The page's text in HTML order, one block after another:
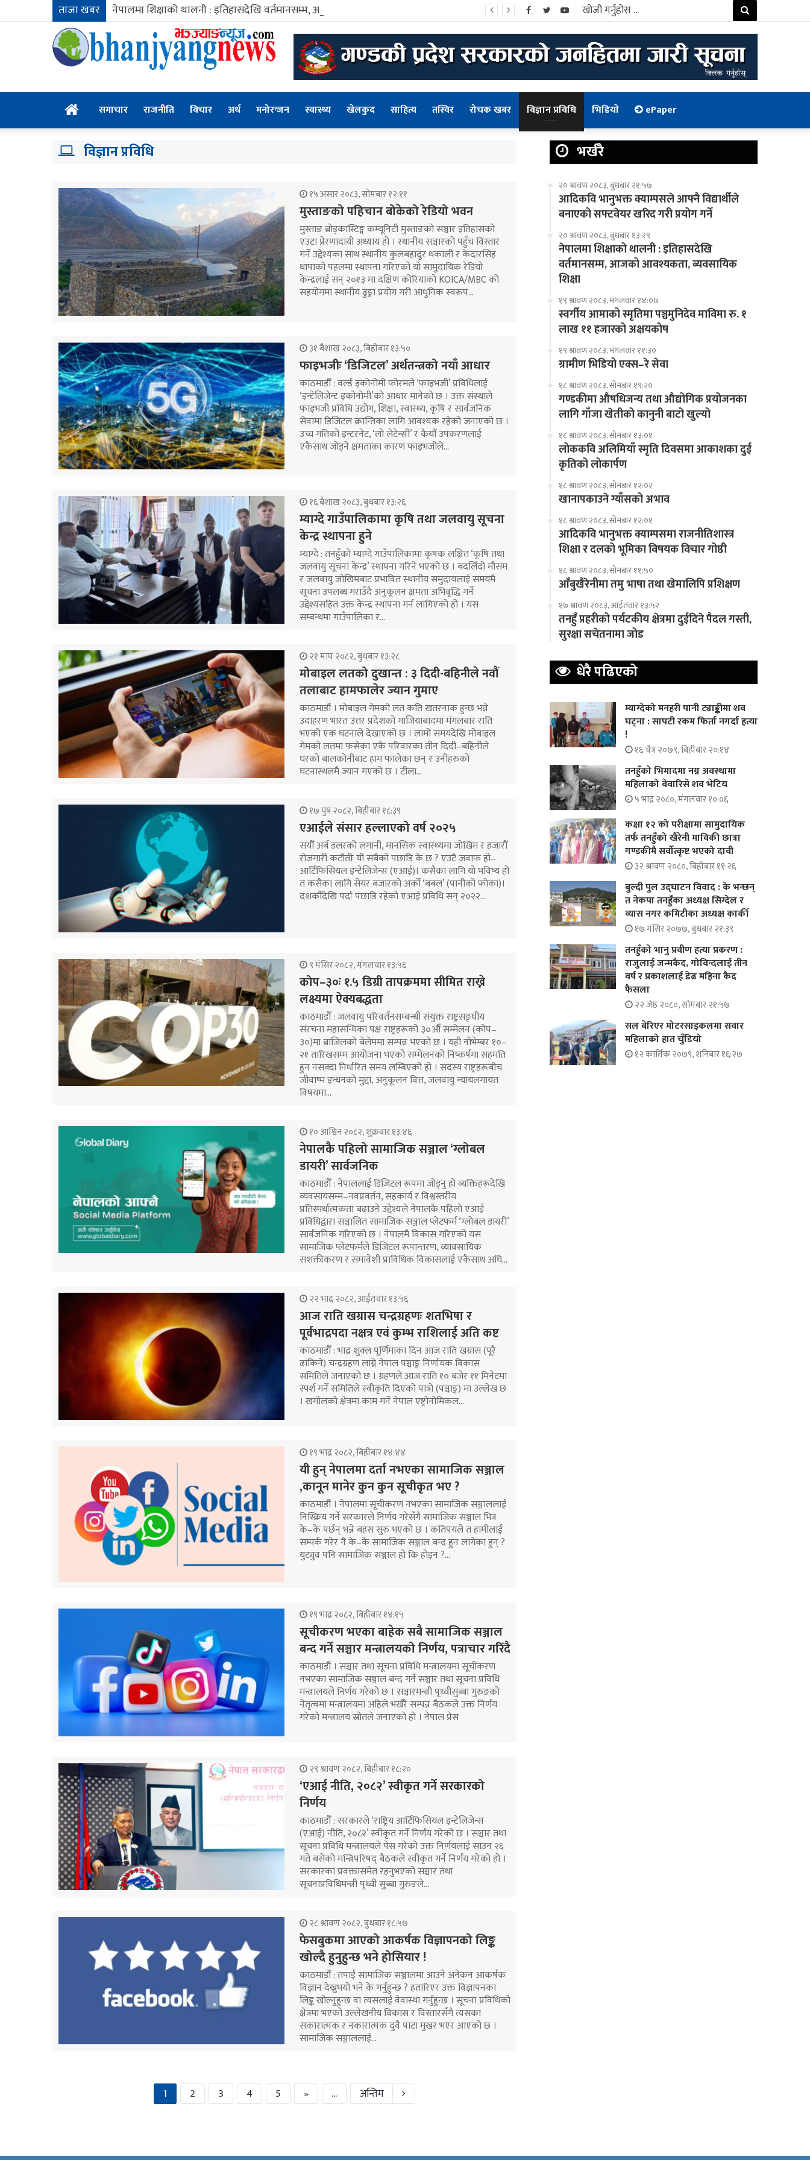
ताजा खबर नेपालमा शिक्षाको थालनी : इतिहासदेखि वर्तमानसम्म, आजको आवश्यकता, ब्यवसायिक शिक्षा
गर्नुहोस
YouTube
Twitter
Facebook
Homeसमाचार राजनीति विचार अर्थ मनोरन्जन स्वास्थ्य खेलकुद साहित्य तस्विर रोचक खबर विज्ञान प्रविधि भिडियाे ePaper
विज्ञान प्रविधि
१५ असार २०८३, सोमबार १२:११
मुस्ताङको पहिचान बोकेको रेडियो भवन
मुस्ताङ ब्रोड्कास्टिङ्ग कम्यूनिटी मुस्ताङको सञ्चार इतिहासको
एउटा प्रेरणादायी अध्याय हो । स्थानीय सञ्चारको पहुँच विस्तार
गर्ने उद्देश्यका साथ स्थानीय कुलबहादुर थकाली र केदारसिंह
थापाको पहलमा स्थापना गरिएको यो सामुदायिक रेडियो
केन्द्रलाई सन् २०१३ मा दक्षिण कोरियाको KOICA/MBC को
सहयोगमा स्थानीय ढुङ्गा प्रयोग गरी आधुनिक स्वरूप…
३१ बैशाख २०८३, बिहीबार १३:५०
फाइभजीः ‘डिजिटल’ अर्थतन्त्रको नयाँ आधार
काठमाडौँ : वर्ल्ड इकोनोमी फोरमले ‘फाइभजी’ प्रविधिलाई
‘इन्टेलिजेन्ट इकोनोमी’को आधार मानेको छ । उक्त संस्थाले
फाइभजी प्रविधि उद्योग, शिक्षा, स्वास्थ्य, कृषि र सार्वजनिक
सेवामा डिजिटल क्रान्तिका लागि आवश्यक रहेको जनाएको छ ।
उच्च गतिको इन्टरनेट, ‘लो लेटेन्सी’ र कैयौँ उपकरणलाई
एकैसाथ जोड्ने क्षमताका कारण फाइभजीले…
१६ बैशाख २०८३, बुधबार १३:२६
म्याग्दे गाउँपालिकामा कृषि तथा जलवायु सूचना
केन्द्र स्थापना हुने
म्याग्दे : तनहुँको म्याग्दे गाउँपालिकामा कृषक लक्षित ‘कृषि तथा
जलवायु सूचना केन्द्र’ स्थापना गरिने भएको छ । बदलिँदो मौसम
र जलवायु जोखिमबाट प्रभावित स्थानीय समुदायलाई समयमै
सूचना उपलब्ध गराउँदै अनुकूलन क्षमता अभिवृद्धि गर्ने
उद्देश्यसहित उक्त केन्द्र स्थापना गर्न लागिएको हो । यस
सम्बन्धमा गाउँपालिका र…
२१ माघ २०८२, बुधबार १३:२८
मोबाइल लतको दुखान्त : ३ दिदी-बहिनीले नवौं
तलाबाट हामफालेर ज्यान गुमाए
काठमाडौं । मोबाइल गेमको लत कति खतरनाक हुन्छ भन्ने
उदाहरण भारत उत्तर प्रदेशको गाजियाबादमा मंगलबार राति
भएको एक घटनाले देखाएको छ । लामो समयदेखि मोबाइल
गेमको लतमा फसेका एकै परिवारका तीन दिदी–बहिनीले
घरको बालकोनीबाट हाम फालेका छन् र उनीहरुको
घटनास्थलमै ज्यान गएको छ । टीला…
१७ पुष २०८२, बिहीबार १८:३९
एआईले संसार हल्लाएको वर्ष २०२५
सयौँ अर्ब डलरको लगानी, मानसिक स्वास्थ्यमा जोखिम र हजारौँ
रोजगारी कटौतीः यी सबैको पछाडि के छ ? एउटै जवाफ हो–
आर्टिफिसियल इन्टेलिजेन्स (एआई)। कसैका लागि यो भविष्य हो
त कसैका लागि सेयर बजारको अर्को ‘बबल’ (पानीको फोका)।
दशकौँदेखि पर्दा पछाडि रहेको एआई प्रविधि सन् २०२२…
९ मंसिर २०८२, मंगलवार १३:५६
कोप–३०ः १.५ डिग्री तापक्रममा सीमित राख्ने
लक्ष्यमा ऐक्यबद्धता
काठमाडाैँ : जलवायु परिवर्तनसम्बन्धी संयुक्त राष्ट्रसङ्घीय
संरचना महासन्धिका पक्ष राष्ट्रहरूको ३०औँ सम्मेलन (कोप–
३०)मा ब्राजिलको बेलेममा सम्पन्न भएको छ । यही नोभेम्बर १०–
२१ तारिखसम्म आयोजना भएको सम्मेलनको निष्कर्षमा सहमति
हुन नसक्दा निर्धारित समय लम्बिएको हो । सदस्य राष्ट्रहरूबीच
जीवाष्म इन्धनको मुद्दा, अनुकूलन वित्त, जलवायु न्यायलगायत
विषयमा…
१० आश्विन २०८२, शुक्रबार १३:४६
नेपालकै पहिलो सामाजिक सञ्जाल ‘ग्लोबल
डायरी’ सार्वजनिक
काठमाडौँ : नेपाललाई डिजिटल रूपमा जोड्नु हो व्यक्तिहरूदेखि
व्यवसायसम्म–नवप्रवर्तन, सहकार्य र विश्वस्तरीय
प्रतिस्पर्धात्मकता बढाउने उद्देश्यले नेपालकै पहिलो एआई
प्रविधिद्वारा सञ्चालित सामाजिक सञ्जाल प्लेटफर्म ‘ग्लोबल डायरी’
सार्वजनिक गरिएको छ । नेपालमै विकास गरिएको यस
सामाजिक प्लेटफर्मले डिजिटल रूपान्तरण, व्यावसायिक
सशक्तीकरण र समावेशी प्राविधिक विकासलाई एकैसाथ अघि…
२२ भाद्र २०८२, आईतवार १३:५६
आज राति खग्रास चन्द्रग्रहणः शतभिषा र
पूर्वभाद्रपदा नक्षत्र एवं कुम्भ राशिलाई अति कष्ट
काठमाडौँ : भाद्र शुक्ल पूर्णिमाका दिन आज राति खग्रास (पूरै
ढाकिने) चन्द्रग्रहण लाग्ने नेपाल पञ्चाङ्ग निर्णायक विकास
समितिले जनाएको छ । ग्रहणले आज राति १० बजेर ११ मिनेटमा
स्पर्श गर्ने समितिले स्वीकृति दिएको पात्रो (पञ्चाङ्ग) मा उल्लेख छ
। खगोलको क्षेत्रमा काम गर्ने नेपाल एष्ट्रोनोमिकल…
१९ भाद्र २०८२, बिहीबार १४:४४
यी हुन् नेपालमा दर्ता नभएका सामाजिक सञ्जाल
,कानून मानेर कुन कुन सूचीकृत भए ?
काठमाडौं । नेपालमा सूचीकरण नभएका सामाजिक सञ्जाललाई
निस्क्रिय गर्ने सरकारले निर्णय गरेसँगै सामाजिक सञ्जाल भित्र
के–के पर्छन् भन्ने बहस सुरु भएको छ । कतिपयले त हामीलाई
सम्पर्क गरेर नै के–के सामाजिक सञ्जाल बन्द हुन लागेका हुन् ?
युट्युव पनि सामाजिक सञ्जाल हो कि होइन ?…
१९ भाद्र २०८२, बिहीबार १४:१५
सूचीकरण भएका बाहेक सबै सामाजिक सञ्जाल
बन्द गर्ने सञ्चार मन्त्रालयको निर्णय, पत्राचार गरिँदै
काठमाडौं । सञ्चार तथा सूचना प्रविधि मन्त्रालयमा सूचीकरण
नभएका सामाजिक सञ्जाल बन्द गर्ने सञ्चार तथा सूचना प्रविधि
मन्त्रालयले निर्णय गरेको छ । सञ्चारमन्त्री पृथ्वीसुब्बा गुरुङको
नेतृत्वमा मन्त्रालयमा अहिले भर्खरै सम्पन्न बैठकले उक्त निर्णय
गरेको मन्त्रालय स्रोतले जनाएको हो । नेपाल प्रेस
२९ श्रावण २०८२, बिहीबार १८:२०
‘एआई नीति, २०८२’ स्वीकृत गर्ने सरकारको
निर्णय
काठमाडौँ : सरकारले ‘राष्ट्रिय आर्टिफिसियल इन्टेलिजेन्स
(एआई) नीति, २०८२’ स्वीकृत गर्ने निर्णय गरेको छ । सञ्चार तथा
सूचना प्रविधि मन्त्रालयले पेस गरेको उक्त निर्णयलाई साउन २६
गते बसेको मन्त्रिपरिषद् बैठकले स्वीकृत गर्ने निर्णय गरेको हो ।
सरकारका प्रवक्तासमेत रहनुभएको सञ्चार तथा
सूचनाप्रविधिमन्त्री पृथ्वी सुब्बा गुरुङले…
२८ श्रावण २०८२, बुधबार १८:५७
फेसबुकमा आएको आकर्षक विज्ञापनको लिङ्क
खोल्दै हुनुहुन्छ भने होसियार !
काठमाडौँ : तपाईं सामाजिक सञ्जालमा आउने अनेकन आकर्षक
विज्ञान देख्नुभयो भने के गर्नुहुन्छ ? हतारिएर उक्त विज्ञापनका
लिङ्क खोल्नुहुन्छ वा त्यसलाई वेवास्था गर्नुहुन्छ । सूचना प्रविधिको
क्षेत्रमा भएको उल्लेखनीय विकास र विस्तारसँगै त्यसका
सकारात्मक र नकारात्मक दुवै पाटा मुखर भएर आएको छ ।
सामाजिक सञ्जाललाई…
1 2 3 4 5 » ... अन्तिम
भर्खरै
२० श्रावण २०८३, बुधबार २१:५७
आदिकवि भानुभक्त क्याम्पसले आफ्नै विद्यार्थीले
बनाएको सफ्टवेयर खरिद गरी प्रयोग गर्ने
२० श्रावण २०८३, बुधबार १३:२९
नेपालमा शिक्षाको थालनी : इतिहासदेखि
वर्तमानसम्म, आजको आवश्यकता, ब्यवसायिक
शिक्षा
१९ श्रावण २०८३, मंगलवार १४:०७
स्वर्गीय आमाको स्मृतिमा पञ्चमुनिदेव माविमा रु. १
लाख ११ हजारको अक्षयकोष
१९ श्रावण २०८३, मंगलवार ११:३०
ग्रामीण भिडियो एक्स–रे सेवा
१८ श्रावण २०८३, सोमबार १९:२०
गण्डकीमा औषधिजन्य तथा औद्योगिक प्रयोजनका
लागि गाँजा खेतीको कानुनी बाटो खुल्यो
१८ श्रावण २०८३, सोमबार १३:०१
लोककवि अलिमियाँ स्मृति दिवसमा आकाशका दुई
कृतिको लोकार्पण
१८ श्रावण २०८३, सोमबार १२:०२
खानापकाउने ग्याँसको अभाव
१८ श्रावण २०८३, सोमबार १२:०१
आदिकवि भानुभक्त क्याम्पसमा राजनीतिशास्त्र
शिक्षा र दलको भूमिका विषयक विचार गोष्ठी
१८ श्रावण २०८३, सोमबार ११:५०
आँबुखैरेनीमा तमु भाषा तथा खेमालिपि प्रशिक्षण
१७ श्रावण २०८३, आईतवार १३:५२
तनहुँ प्रहरीको पर्यटकीय क्षेत्रमा दुईदिने पैदल गस्ती,
सुरक्षा सचेतनामा जोड
धेरै पढिएको
म्याग्देको मनहरी पानी ट्याङ्कीमा शव
घट्ना : सापटी रकम फिर्ता नगर्दा हत्या
!
१६ चैत्र २०७९, बिहीबार २०:१४
तनहुँको भिमादमा नग्न अवस्थामा
महिलाको वेवारिसे शव भेटिय
५ भाद्र २०८०, मंगलवार १०:०६
कक्षा १२ को परीक्षामा सामुदायिक
तर्फ तनहुँको खैरेनी माविकी छात्रा
गण्डकीमै सर्वोत्कृष्ट भएको दावी
३२ श्रावण २०८०, बिहीबार ११:२६
बुल्दी पुल उद्घाटन विवाद : के भन्छन्
त नेकपा तनहुँका अध्यक्ष सिग्देल र
व्यास नगर कमिटीका अध्यक्ष कार्की
१७ मंसिर २०७७, बुधबार २१:३९
तनहुँको भानु प्रवीण हत्या प्रकरण :
राजुलाई जन्मकैद, गोविन्दलाई तीन
वर्ष र प्रकाशलाई डेढ महिना कैद
फैसला
२२ जेष्ठ २०८०, सोमबार २१:५७
सल बेरिएर मोटरसाइकलमा सवार
महिलाको हात चुँडियो
१२ कार्तिक २०७९, शनिबार १६:२७